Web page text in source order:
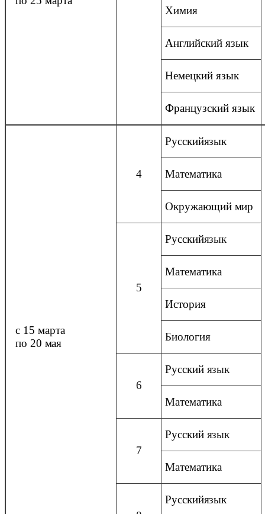
Химия
Английский язык
Немецкий язык
Французский язык
с 15 марта
по 20 мая
4
Русскийязык
Математика
Окружающий мир
5
Русскийязык
Математика
История
Биология
6
Русский язык
Математика
7
Русский язык
Математика
Русскийязык